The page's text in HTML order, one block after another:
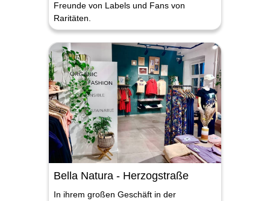
Freunde von Labels und Fans von
Raritäten.
Bella Natura - Herzogstraße
In ihrem großen Geschäft in der